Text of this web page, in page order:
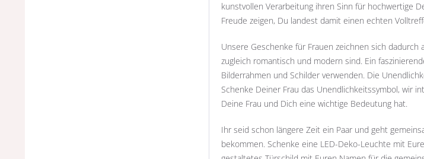
kunstvollen Verarbeitung ihren Sinn für hochwertige
Freude zeigen, Du landest damit einen echten
Unsere Geschenke für Frauen zeichnen sich
zugleich romantisch und modern sind. Ein
Bilderrahmen und Schilder verwenden. Die
Schenke Deiner Frau das Unendlichkeitssymbol, wir
Deine Frau und Dich eine wichtige Bedeutung hat.
Ihr seid schon längere Zeit ein Paar und geht
bekommen. Schenke eine LED-Deko-Leuchte mit